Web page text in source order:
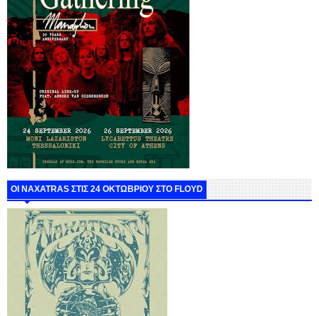
ΟΙ NAXATRAS ΣΤΙΣ 24 ΟΚΤΩΒΡΙΟΥ ΣΤΟ FLOYD